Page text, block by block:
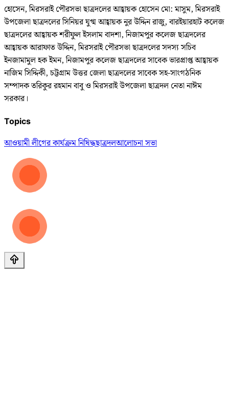
হোসেন, মিরসরাই পৌরসভা ছাত্রদলের আহ্বায়ক হোসেন মো: মাসুম, মিরসরাই
উপজেলা ছাত্রদলের সিনিয়র যুগ্ম আহ্বায়ক নুর উদ্দিন রাজু, বারইয়ারহাট কলেজ
ছাত্রদলের আহ্বায়ক শরীফুল ইসলাম বাদশা, নিজামপুর কলেজ ছাত্রদলের
আহ্বায়ক আরাফাত উদ্দিন, মিরসরাই পৌরসভা ছাত্রদলের সদস্য সচিব
ইনজামামুল হক ইমন, নিজামপুর কলেজ ছাত্রদলের সাবেক ভারপ্রাপ্ত আহ্বায়ক
নাজিম সিদ্দিকী, চট্টগ্রাম উত্তর জেলা ছাত্রদলের সাবেক সহ-সাংগঠনিক
সম্পাদক তরিকুর রহমান বাবু ও মিরসরাই উপজেলা ছাত্রদল নেতা নাঈম
সরকার।
Topics
আওয়ামী লীগের কার্যক্রম নিষিদ্ধছাত্রদলআলোচনা সভা